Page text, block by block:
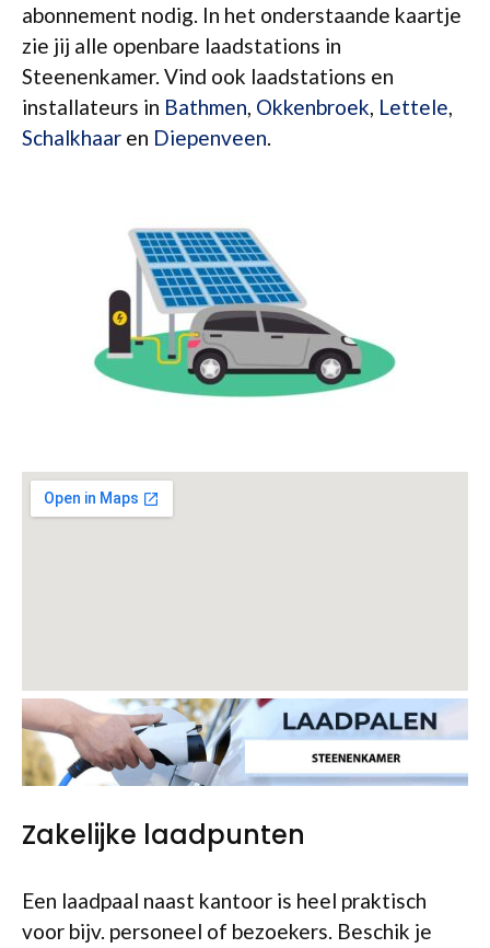
abonnement nodig. In het onderstaande kaartje
zie jij alle openbare laadstations in
Steenenkamer. Vind ook laadstations en
installateurs in Bathmen, Okkenbroek, Lettele,
Schalkhaar en Diepenveen.
Zakelijke laadpunten
Een laadpaal naast kantoor is heel praktisch
voor bijv. personeel of bezoekers. Beschik je